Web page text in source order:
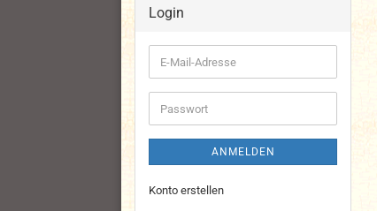
Login
E-
Mail-
Adresse
Passwort
ANMELDEN
Konto erstellen